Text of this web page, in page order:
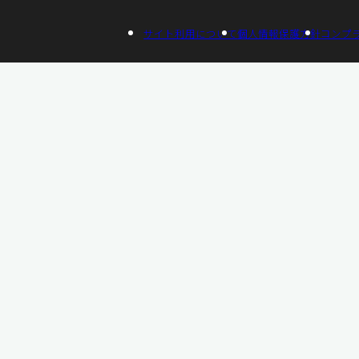
サイト利用について個人情報保護方針コンプ